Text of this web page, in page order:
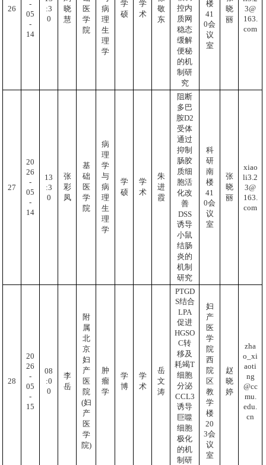
26
-
05
-
14
:3
0
晓
慧
医
学
院
病
理
生
理
学
学
硕
学
术
敬
东
控内
质网
稳态
缓解
便秘
的机
制研
究
楼
41
0会
议
室
晓
丽
3@
163.
com
27
20
26
-
05
-
14
13
:3
0
张
彩
凤
基
础
医
学
院
病
理
学
与
病
理
生
理
学
学
硕
学
术
朱
进
霞
阻断
多巴
胺D2
受体
通过
抑制
肠胶
质细
胞活
化改
善
DSS
诱导
小鼠
结肠
炎的
机制
研究
科
研
南
楼
41
0会
议
室
张
晓
丽
xiao
li3.2
3@
163.
com
28
20
26
-
05
-
15
08
:0
0
李
岳
附
属
北
京
妇
产
医
院
(妇
产
医
学
院)
肿
瘤
学
学
博
学
术
岳
文
涛
PTGD
S结合
LPA
促进
HGSO
C转
移及
耗竭T
细胞
分泌
CCL3
诱导
巨噬
细胞
极化
的机
制研
妇
产
医
学
院
西
院
区
教
学
楼
20
3会
议
室
赵
晓
婷
zha
o_xi
aoti
ng
@cc
mu.
edu.
cn